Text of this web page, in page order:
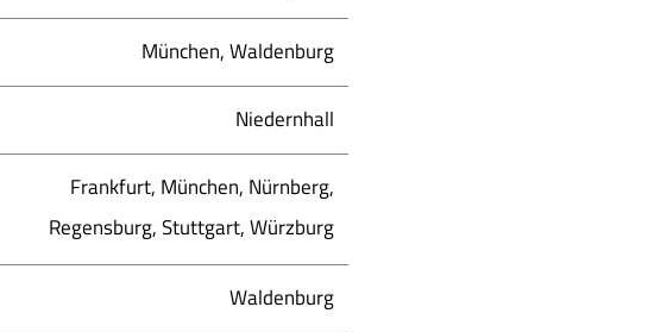
München, Waldenburg
Niedernhall
Frankfurt, München, Nürnberg,
Regensburg, Stuttgart, Würzburg
Waldenburg